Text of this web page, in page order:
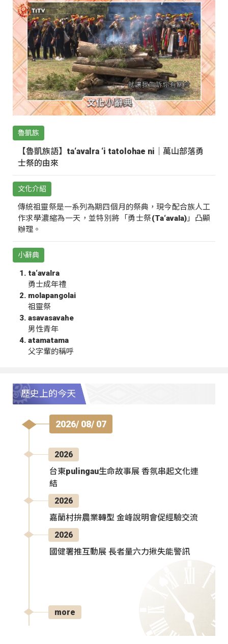
魯凱族
【魯凱族語】ta‘avalra ‘i tatolohae ni｜萬山部落勇
士祭的由來
文化介紹
傳統祖靈祭是一系列為期四個月的祭典，現今配合族人工
作求學濃縮為一天，並特別將「勇士祭(Ta‘avala)」凸顯
辦理。
小辭典
ta‘avalra
勇士成年禮
molapangolai
祖靈祭
asavasavahe
男性青年
atamatama
父字輩的稱呼
歷史上的今天
2026/ 08/ 07
2026
台東pulingau生命故事展 香氛串起文化連
結
2026
嘉蘭村拚農業轉型 金峰說明會促經驗交流
2026
國健署推互動展 長者量六力揪失能警訊
more